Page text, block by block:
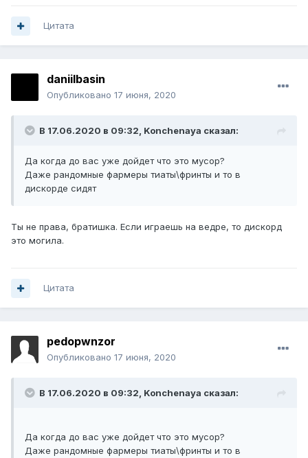
Цитата
daniilbasin
Опубликовано 17 июня, 2020
В 17.06.2020 в 09:32, Konchenaуa сказал:
Да когда до вас уже дойдет что это мусор?
Даже рандомные фармеры тиаты\фринты и то в
дискорде сидят
Ты не права, братишка. Если играешь на ведре, то дискорд
это могила.
Цитата
pedopwnzor
Опубликовано 17 июня, 2020
В 17.06.2020 в 09:32, Konchenaуa сказал:
Да когда до вас уже дойдет что это мусор?
Даже рандомные фармеры тиаты\фринты и то в